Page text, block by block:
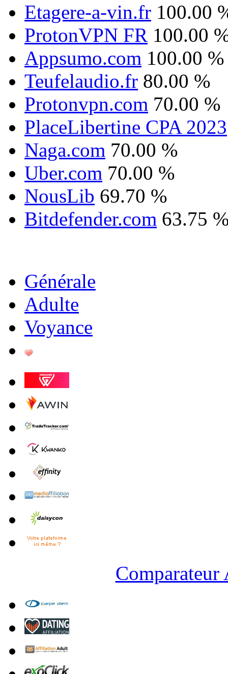
Etagere-a-vin.fr 100.00
ProtonVPN FR 100.00
Appsumo.com 100.00 %
Teufelaudio.fr 80.00 %
Protonvpn.com 70.00 %
PlaceLibertine CPA 2023
Naga.com 70.00 %
Uber.com 70.00 %
NousLib 69.70 %
Bitdefender.com 63.75
Générale
Adulte
Voyance